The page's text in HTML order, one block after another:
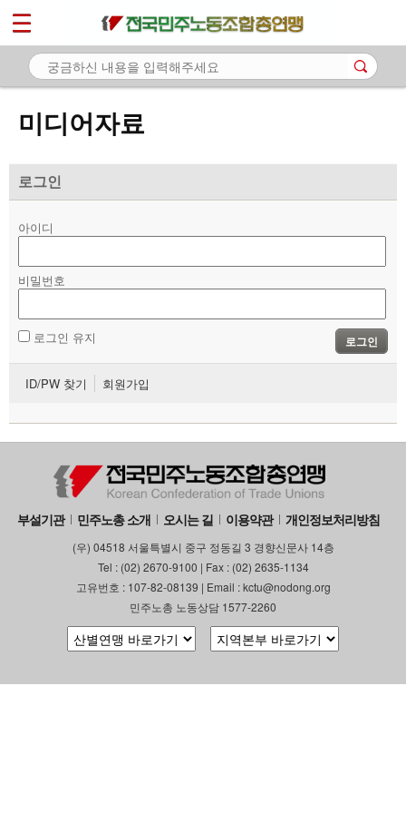
미디어자료
로그인
아이디
비밀번호
로그인 유지 로그인
ID/PW 찾기 회원가입
부설기관 민주노총 소개 오시는 길 이용약관 개인정보처리방침
(우) 04518 서울특별시 중구 정동길 3 경향신문사 14층
Tel : (02) 2670-9100 | Fax : (02) 2635-1134
고유번호 : 107-82-08139 | Email : kctu@nodong.org
민주노총 노동상담 1577-2260
마이페이지
소개
노동상담
자료
- 미디어자료
- 카드뉴스
부설기관